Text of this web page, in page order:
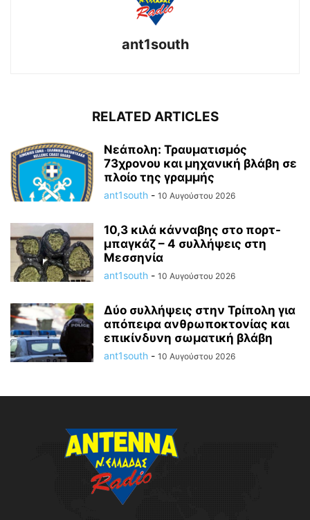
ant1south
RELATED ARTICLES
Νεάπολη: Τραυματισμός
73χρονου και μηχανική βλάβη σε
πλοίο της γραμμής
ant1south - 10 Αυγούστου 2026
10,3 κιλά κάνναβης στο πορτ-
μπαγκάζ – 4 συλλήψεις στη
Μεσσηνία
ant1south - 10 Αυγούστου 2026
Δύο συλλήψεις στην Τρίπολη για
απόπειρα ανθρωποκτονίας και
επικίνδυνη σωματική βλάβη
ant1south - 10 Αυγούστου 2026